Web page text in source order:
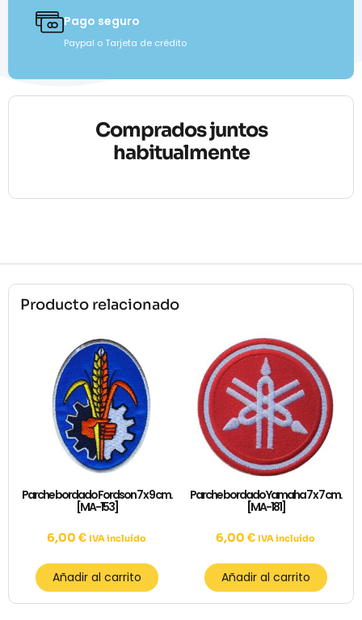
Pago seguro
Paypal o Tarjeta de crédito
Comprados juntos
habitualmente
Producto relacionado
Parche bordado Fordson 7 x 9 cm.
[MA-153]
6,00 € IVA incluído
Añadir al carrito
Parche bordado Yamaha 7 x 7 cm.
[MA-181]
6,00 € IVA incluído
Añadir al carrito